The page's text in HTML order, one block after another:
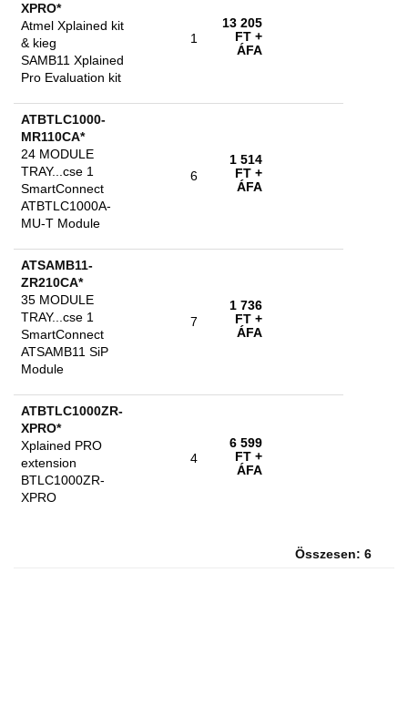
XPRO*
Atmel Xplained kit
& kieg
SAMB11 Xplained
Pro Evaluation kit
1
13 205
FT +
ÁFA
ATBTLC1000-
MR110CA*
24 MODULE
TRAY...cse 1
SmartConnect
ATBTLC1000A-
MU-T Module
6
1 514
FT +
ÁFA
ATSAMB11-
ZR210CA*
35 MODULE
TRAY...cse 1
SmartConnect
ATSAMB11 SiP
Module
7
1 736
FT +
ÁFA
ATBTLC1000ZR-
XPRO*
Xplained PRO
extension
BTLC1000ZR-
XPRO
4
6 599
FT +
ÁFA
Összesen: 6